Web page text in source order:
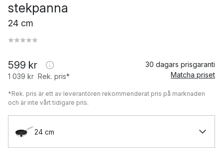
stekpanna
24 cm
599 kr
1 039 kr Rek. pris*
30 dagars prisgaranti
Matcha priset
*Rek. pris är ett av leverantören rekommenderat pris på marknaden
och är inte vårt tidigare pris.
24 cm